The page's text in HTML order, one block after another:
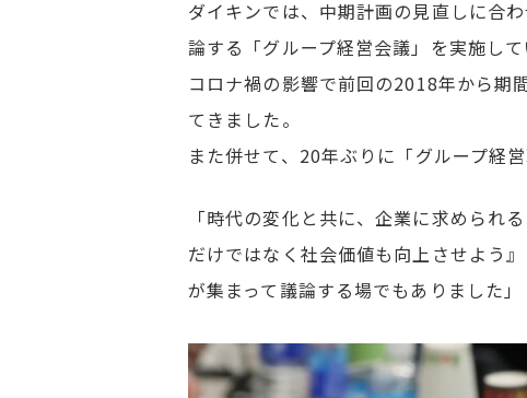
ダイキンでは、中期計画の見直しに合
論する「グループ経営会議」を実施して
コロナ禍の影響で前回の2018年から期
てきました。
また併せて、20年ぶりに「グループ経
「時代の変化と共に、企業に求められ
だけではなく社会価値も向上させよう
が集まって議論する場でもありました」